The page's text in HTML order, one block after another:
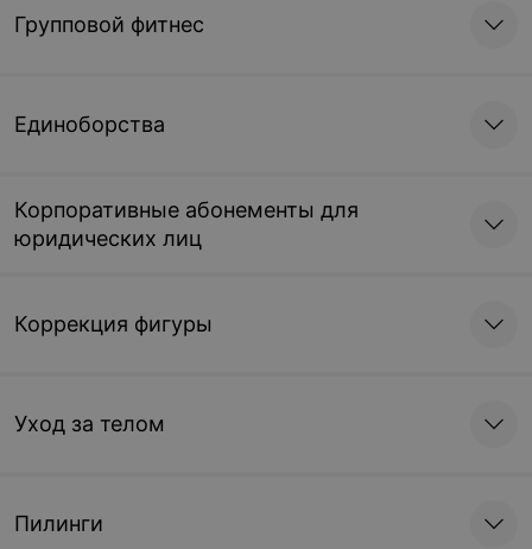
Групповой фитнес
Единоборства
Корпоративные абонементы для
юридических лиц
Коррекция фигуры
Уход за телом
Пилинги